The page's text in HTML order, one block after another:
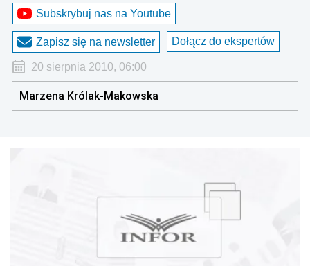
Subskrybuj nas na Youtube
Zapisz się na newsletter Dołącz do ekspertów
20 sierpnia 2010, 06:00
Marzena Królak-Makowska